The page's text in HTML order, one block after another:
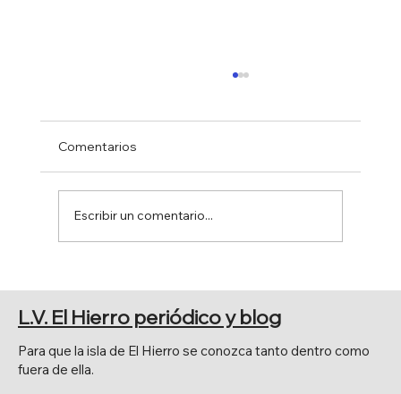
CHARLA EN EL HIERRO.
Comentarios
Escribir un comentario...
Para que la isla de El Hierro se conozca tanto dentro como
fuera de ella.
L.V. El Hierro periódico y blog